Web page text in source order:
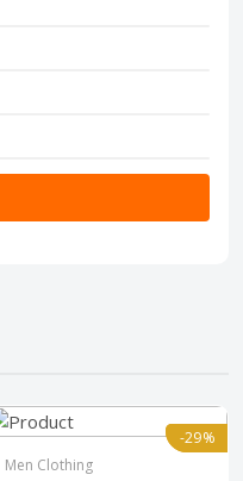
-29%
-29%
Men Clothing